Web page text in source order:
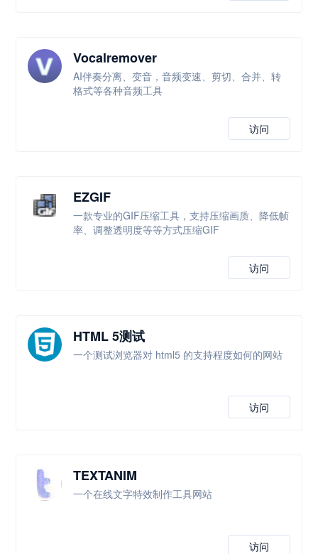
Vocalremover
AI伴奏分离、变音，音频变速、剪切、合并、转
格式等各种音频工具
访问
EZGIF
一款专业的GIF压缩工具，支持压缩画质、降低帧
率、调整透明度等等方式压缩GIF
访问
HTML 5测试
一个测试浏览器对 html5 的支持程度如何的网站
访问
TEXTANIM
一个在线文字特效制作工具网站
访问